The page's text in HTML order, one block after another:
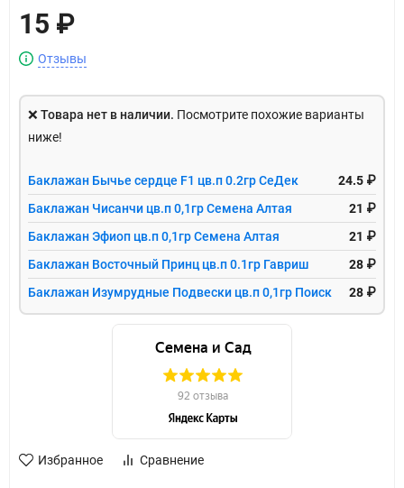
15 ₽
Отзывы
❌ Товара нет в наличии. Посмотрите похожие варианты
ниже!
Баклажан Бычье сердце F1 цв.п 0.2гр СеДек
24.5 ₽
Баклажан Чисанчи цв.п 0,1гр Семена Алтая
21 ₽
Баклажан Эфиоп цв.п 0,1гр Семена Алтая
21 ₽
Баклажан Восточный Принц цв.п 0.1гр Гавриш
28 ₽
Баклажан Изумрудные Подвески цв.п 0,1гр Поиск
28 ₽
Избранное Сравнение